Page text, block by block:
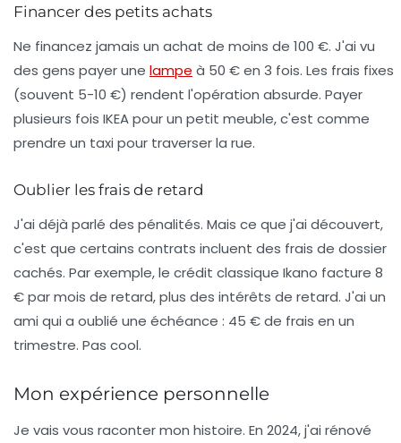
Financer des petits achats
Ne financez jamais un achat de moins de 100 €. J'ai vu
des gens payer une lampe à 50 € en 3 fois. Les frais fixes
(souvent 5-10 €) rendent l'opération absurde. Payer
plusieurs fois IKEA pour un petit meuble, c'est comme
prendre un taxi pour traverser la rue.
Oublier les frais de retard
J'ai déjà parlé des pénalités. Mais ce que j'ai découvert,
c'est que certains contrats incluent des frais de dossier
cachés. Par exemple, le crédit classique Ikano facture 8
€ par mois de retard, plus des intérêts de retard. J'ai un
ami qui a oublié une échéance : 45 € de frais en un
trimestre. Pas cool.
Mon expérience personnelle
Je vais vous raconter mon histoire. En 2024, j'ai rénové